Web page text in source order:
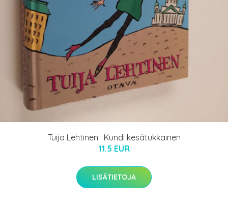
Tuija Lehtinen : Kundi kesätukkainen
11.5 EUR
LISÄTIETOJA